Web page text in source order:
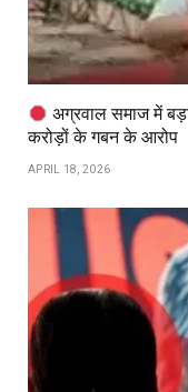
अग्रवाल समाज में
करोड़ों के गबन के आरोप
APRIL 18, 2026